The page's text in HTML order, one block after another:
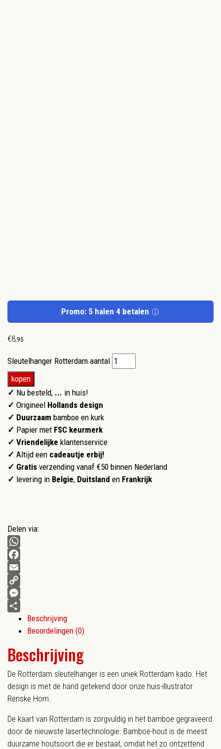
Promo: 5 halen 4 betalen ⓘ
€8,95
Sleutelhanger Rotterdam aantal
kopen
✓ Nu besteld, ... in huis!
✓ Origineel Hollands design
✓ Duurzaam bamboe en kurk
✓ Papier met FSC keurmerk
✓ Vriendelijke klantenservice
✓ Altijd een cadeautje erbij!
✓ Gratis verzending vanaf €50 binnen Nederland
✓ levering in Belgie, Duitsland en Frankrijk
Delen via:
WhatsApp
Facebook
Email
Copy
Link
Messenger
Delen
Beschrijving
Beoordelingen (0)
Beschrijving
De Rotterdam sleutelhanger is een uniek Rotterdam kado. Het
design is met de hand getekend door onze huis-illustrator
Renske Horn.
De kaart van Rotterdam is zorgvuldig in het bamboe gegraveerd
door de nieuwste lasertechnologie. Bamboe-hout is de meest
duurzame houtsoort die er bestaat, omdat het zo ontzettend